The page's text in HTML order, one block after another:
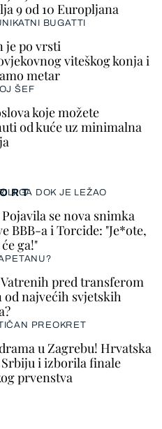
GA DOK JE LEŽAO
se nova snimka
BBB-a i Torcide: "Je*ote,
ga!"
pred transferom
od najvećih svjetskih
PREOKRET
u Zagrebu! Hrvatska
i izborila finale
prvenstva
9 od 10 Europljana
BUGATTI
je po vrsti
viteškog konja i
metar
ŠEF
koje možete
od kuće uz minimalna